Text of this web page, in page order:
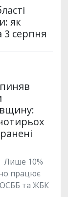
як
3 серпня
Лише 10%
працює
ОСББ та ЖБК